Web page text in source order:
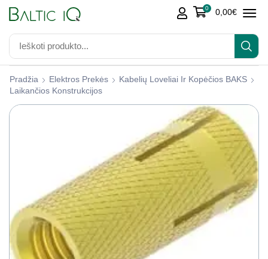
0 0,00€
Pradžia Elektros Prekės
Kabelių Loveliai Ir Kopėčios BAKS
Laikančios Konstrukcijos